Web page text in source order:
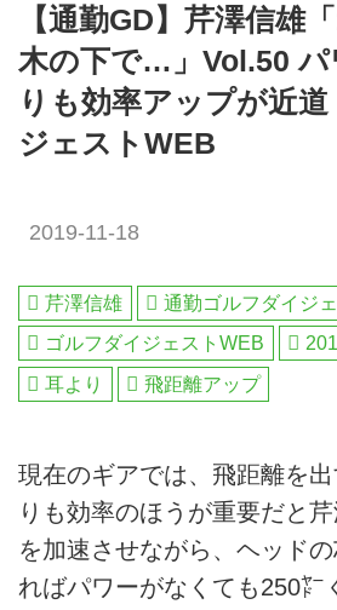
【通勤GD】芹澤信雄
木の下で…」Vol.50 パ
りも効率アップが近
ジェストWEB
2019-11-18
芹澤信雄 通勤ゴルフダイジ
ゴルフダイジェストWEB
耳より
飛距離アップ
現在のギアでは、飛距離を
りも効率のほうが重要だと
を加速させながら、ヘッド
ればパワーがなくても250㍎